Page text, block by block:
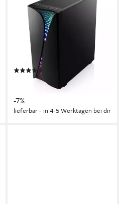
Levitas V26320 Gaming-PC-
Komplettsystem
27 Zoll
Bildschirmdiagonale
AMD Ryzen 5
32 GB DDR4
Arbeitsspeicher
Produktdatenblatt
929,00 €
999,00 €
mtl. in 48 Raten
-7%
lieferbar - in 4-5 Werktagen bei dir